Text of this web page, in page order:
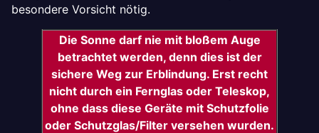
besondere Vorsicht nötig.
Die Sonne darf nie mit bloßem Auge
betrachtet werden, denn dies ist der
sichere Weg zur Erblindung. Erst recht
nicht durch ein Fernglas oder Teleskop,
ohne dass diese Geräte mit Schutzfolie
oder Schutzglas/Filter versehen wurden.